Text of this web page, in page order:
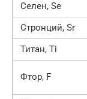
Селен, Se
Стронций, Sr
Титан, Ti
Фтор, F